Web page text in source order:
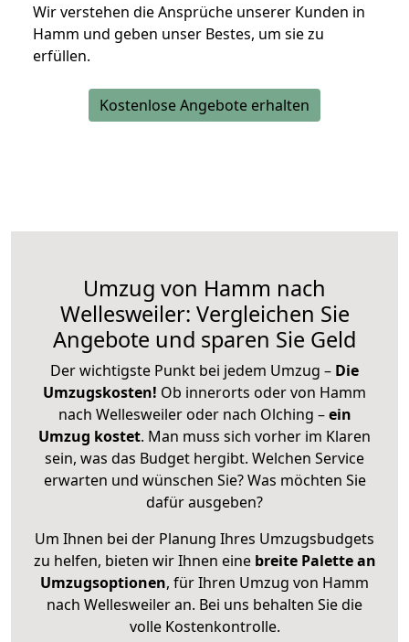
Wir verstehen die Ansprüche unserer Kunden in
Hamm und geben unser Bestes, um sie zu
erfüllen.
Kostenlose Angebote erhalten
Umzug von Hamm nach
Wellesweiler: Vergleichen Sie
Angebote und sparen Sie Geld
Der wichtigste Punkt bei jedem Umzug – Die
Umzugskosten! Ob innerorts oder von Hamm
nach Wellesweiler oder nach Olching –ein
Umzug kostet. Man muss sich vorher im Klaren
sein, was das Budget hergibt. Welchen Service
erwarten und wünschen Sie? Was möchten Sie
dafür ausgeben?
Um Ihnen bei der Planung Ihres Umzugsbudgets
zu helfen, bieten wir Ihnen eine breite Palette an
Umzugsoptionen, für Ihren Umzug von Hamm
nach Wellesweiler an. Bei uns behalten Sie die
volle Kostenkontrolle.